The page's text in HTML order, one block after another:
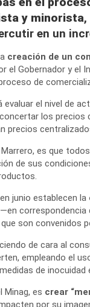
y minorista
en un
creación de un
el Gobernador y el
de
el nivel de
los
precios
es que todos
de sus
junio establecen la
—en
son convenidos
de cara al
empleando el
de inocuidad
Minag, es crear